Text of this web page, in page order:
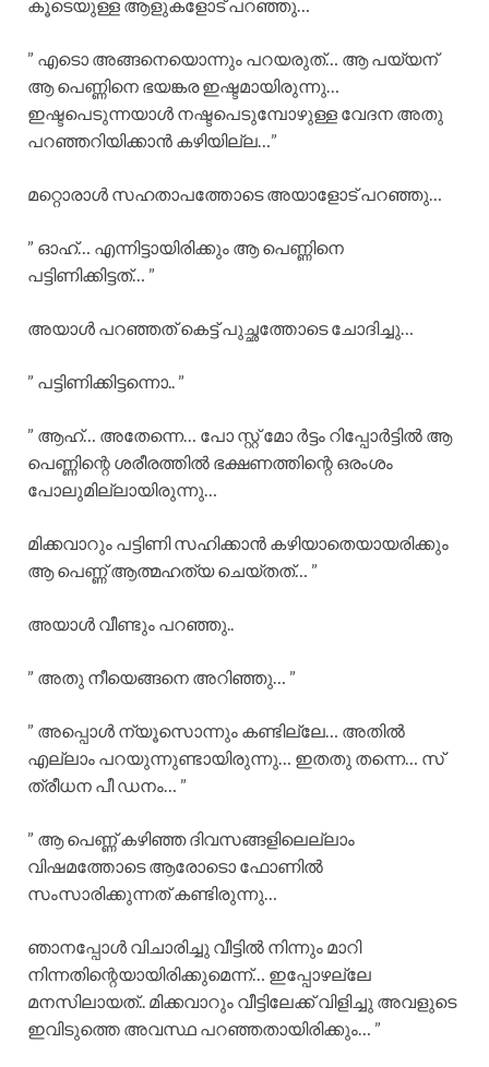
കൂടെയുള്ള ആളുകളോട് പറഞ്ഞു…
” എടൊ അങ്ങനെയൊന്നും പറയരുത്… ആ പയ്യന്
ആ പെണ്ണിനെ ഭയങ്കര ഇഷ്ടമായിരുന്നു…
ഇഷ്ടപെടുന്നയാൾ നഷ്ടപെടുമ്പോഴുള്ള വേദന അതു
പറഞ്ഞറിയിക്കാൻ കഴിയില്ല…”
മറ്റൊരാൾ സഹതാപത്തോടെ അയാളോട് പറഞ്ഞു…
” ഓഹ്… എന്നിട്ടായിരിക്കും ആ പെണ്ണിനെ
പട്ടിണിക്കിട്ടത്… ”
അയാൾ പറഞ്ഞത് കെട്ട് പുച്ഛത്തോടെ ചോദിച്ചു…
” പട്ടിണിക്കിട്ടന്നൊ.. ”
” ആഹ്… അതേന്നെ… പോ സ്റ്റ്‌ മോ ർട്ടം റിപ്പോർട്ടിൽ ആ
പെണ്ണിന്റെ ശരീരത്തിൽ ഭക്ഷണത്തിന്റെ ഒരംശം
പോലുമില്ലായിരുന്നു…
മിക്കവാറും പട്ടിണി സഹിക്കാൻ കഴിയാതെയായരിക്കും
ആ പെണ്ണ് ആത്മഹത്യ ചെയ്തത്… ”
അയാൾ വീണ്ടും പറഞ്ഞു..
” അതു നീയെങ്ങനെ അറിഞ്ഞു… ”
” അപ്പൊൾ ന്യൂസൊന്നും കണ്ടില്ലേ… അതിൽ
എല്ലാം പറയുന്നുണ്ടായിരുന്നു… ഇതതു തന്നെ… സ്
ത്രീധന പീ ഡനം… ”
” ആ പെണ്ണ് കഴിഞ്ഞ ദിവസങ്ങളിലെല്ലാം
വിഷമത്തോടെ ആരോടൊ ഫോണിൽ
സംസാരിക്കുന്നത് കണ്ടിരുന്നു…
ഞാനപ്പോൾ വിചാരിച്ചു വീട്ടിൽ നിന്നും മാറി
നിന്നതിന്റെയായിരിക്കുമെന്ന്… ഇപ്പോഴല്ലേ
മനസിലായത്.. മിക്കവാറും വീട്ടിലേക്ക് വിളിച്ചു അവളുടെ
ഇവിടുത്തെ അവസ്ഥ പറഞ്ഞതായിരിക്കും… ”